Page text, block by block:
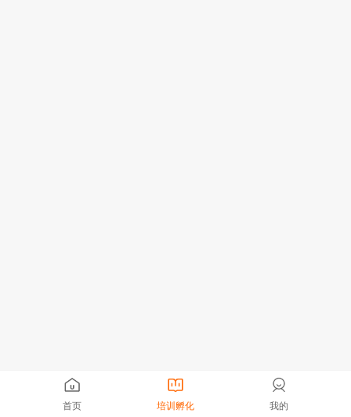
首页 培训孵化 我的